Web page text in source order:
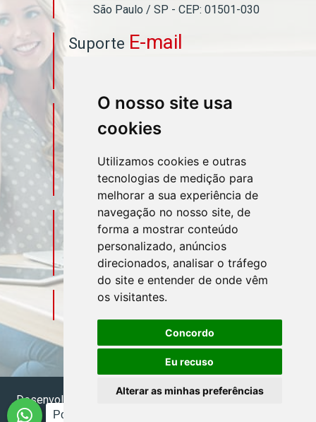
O nosso site usa
cookies
Utilizamos cookies e outras
tecnologias de medição para
melhorar a sua experiência de
navegação no nosso site, de
forma a mostrar conteúdo
personalizado, anúncios
direcionados, analisar o tráfego
do site e entender de onde vêm
os visitantes.
Concordo
Eu recuso
Alterar as minhas preferências
Posso te ajudar?
São Paulo / SP - CEP: 01501-030
Suporte E-mail
ContatoTelefone
(11) 95580-4449
RedesSociais
Mapa do Escritório
Desenvolvido por
2026. Todos os direitos